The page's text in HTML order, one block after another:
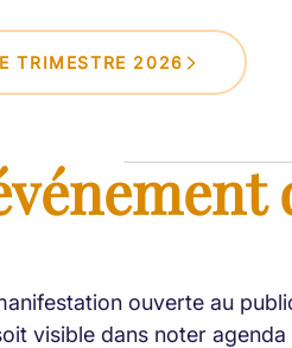
TRIMESTRE 2026
ouverte au
visible dans noter